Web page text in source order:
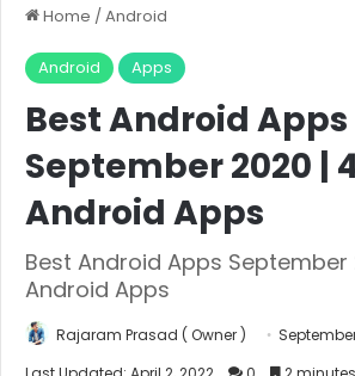
Home / Android
Android Apps
Best Android Apps
September 2020 |
Android Apps
Best Android Apps September
Android Apps
Rajaram Prasad ( Owner )